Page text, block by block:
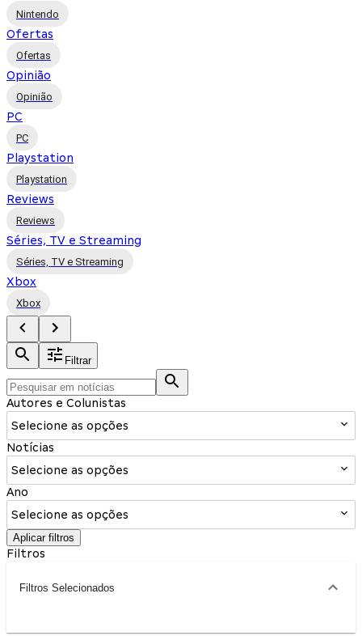
Nintendo
Ofertas
Ofertas
Opinião
Opinião
PC
PC
Playstation
Playstation
Reviews
Reviews
Séries, TV e Streaming
Séries, TV e Streaming
Xbox
Xbox
Filtrar
Autores e Colunistas
Selecione as opções
Notícias
Selecione as opções
Ano
Selecione as opções
Aplicar filtros
Filtros
Filtros Selecionados